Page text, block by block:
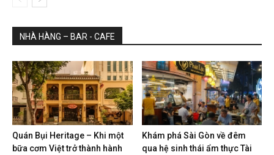
NHÀ HÀNG – BAR - CAFE
Quán Bụi Heritage – Khi một
bữa cơm Việt trở thành hành
Khám phá Sài Gòn về đêm
qua hệ sinh thái ẩm thực Tài